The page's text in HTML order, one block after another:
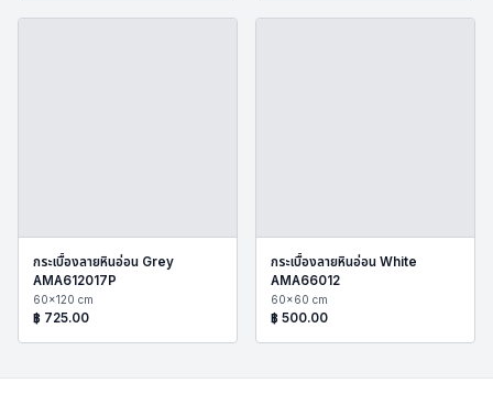
กระเบื้องลายหินอ่อน Grey
AMA612017P
60x120 cm
฿ 725.00
กระเบื้องลายหินอ่อน White
AMA66012
60x60 cm
฿ 500.00